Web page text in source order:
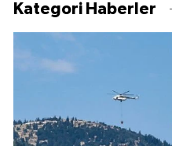
Kategori Haberler